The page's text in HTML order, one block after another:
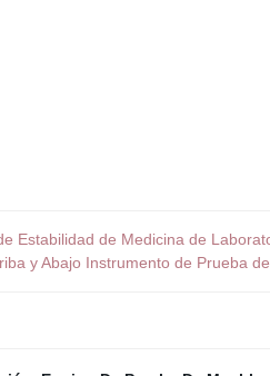
Estabilidad de Medicina de
y Abajo Instrumento de Prueba